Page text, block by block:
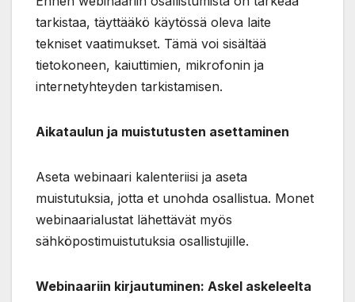
tarkistaa, täyttääkö käytössä oleva laite
tekniset vaatimukset. Tämä voi sisältää
tietokoneen, kaiuttimien, mikrofonin ja
internetyhteyden tarkistamisen.
Aikataulun ja muistutusten asettaminen
Aseta webinaari kalenteriisi ja aseta
muistutuksia, jotta et unohda osallistua. Monet
webinaarialustat lähettävät myös
sähköpostimuistutuksia osallistujille.
Webinaariin kirjautuminen: Askel askeleelta